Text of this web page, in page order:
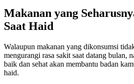
Makanan yang
Saat Haid
Walaupun makanan yang dikonsumsi
mengurangi rasa sakit saat datang bulan,
baik dan sehat akan membantu badan
haid.